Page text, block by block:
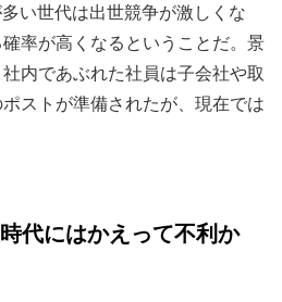
い世代は出世競争が激しくな
率が高くなるということだ。景
内であぶれた社員は子会社や取
ストが準備されたが、現在では
代にはかえって不利か